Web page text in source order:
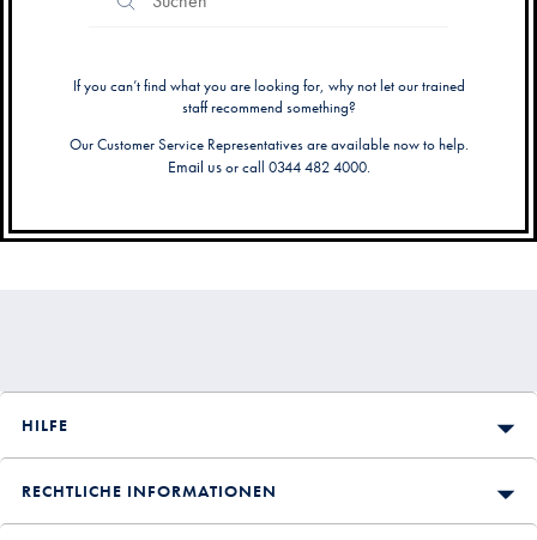
Catalog
If you can’t find what you are looking for, why not let our trained
staff recommend something?
Our Customer Service Representatives are available now to help.
Email usor call 0344 482 4000.
HILFE
RECHTLICHE INFORMATIONEN